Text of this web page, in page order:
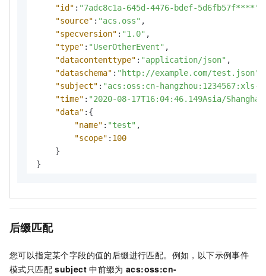
"id" : "7adc8c1a-645d-4476-bdef-5d6fb57f****"
"source" : "acs.oss" ,
"specversion" : "1.0" ,
"type" : "UserOtherEvent" ,
"datacontenttype" : "application/json" ,
"dataschema" : "http://example.com/test.json"
"subject" : "acs:oss:cn-hangzhou:1234567:xls-
"time" : "2020-08-17T16:04:46.149Asia/
"data" : {
"name" : "test" ,
"scope" : 100
}
}
后缀匹配
您可以指定某个字段的值的后缀进行匹配。例如，以下示例事件
模式只匹配 subject 中前缀为 acs:oss:cn-